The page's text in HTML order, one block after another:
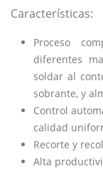
Características:
Proceso
diferentes
soldar al
sobrante, y
Control
calidad
Recorte y
Alta